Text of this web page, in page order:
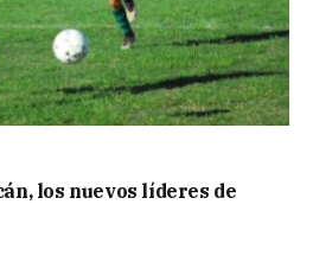
los nuevos líderes de